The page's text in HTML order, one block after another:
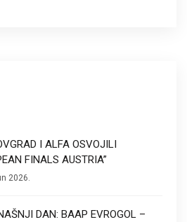
I ALFA OSVOJILI
FINALS AUSTRIA”
2026.
DAN: BAAP EVROGOL –